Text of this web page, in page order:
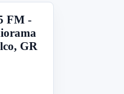
FM -
GR